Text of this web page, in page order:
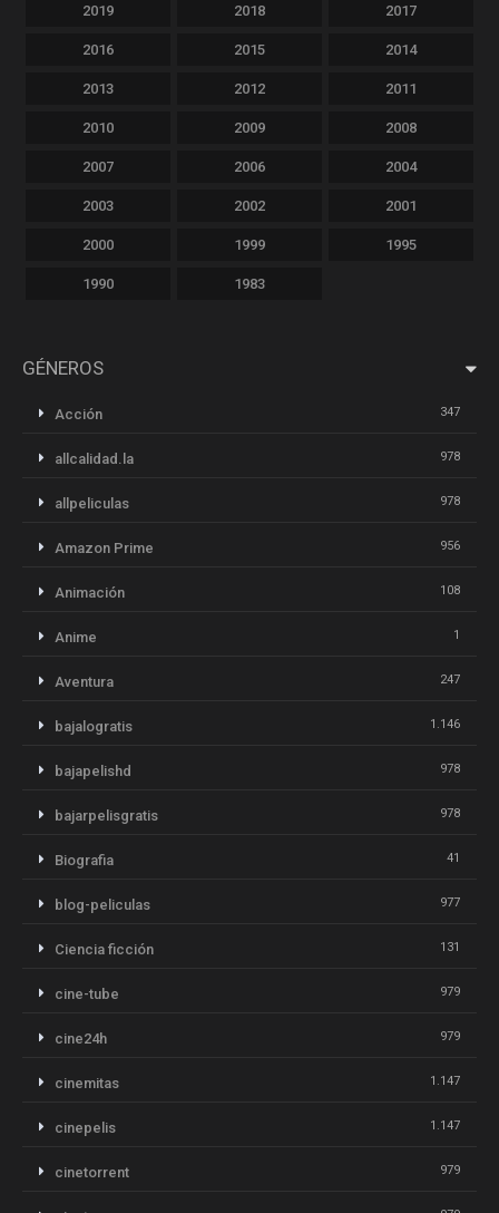
2019 2018 2017
2016 2015 2014
2013 2012 2011
2010 2009 2008
2007 2006 2004
2003 2002 2001
2000 1999 1995
1990 1983
GÉNEROS
Acción 347
allcalidad.la 978
allpeliculas 978
Amazon Prime 956
Animación 108
Anime 1
Aventura 247
bajalogratis 1.146
bajapelishd 978
bajarpelisgratis 978
Biografia 41
blog-peliculas 977
Ciencia ficción 131
cine-tube 979
cine24h 979
cinemitas 1.147
cinepelis 1.147
cinetorrent 979